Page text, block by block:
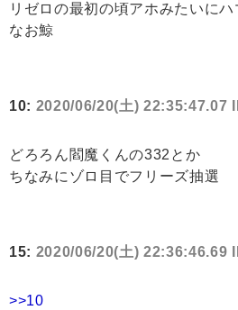
リゼロの最初の頃アホみたいにハ
なお鯨
10: 2020/06/20(土) 22:35:47.07
どろろん閻魔くんの332とか
ちなみにゾロ目でフリーズ抽選
15: 2020/06/20(土) 22:36:46.69
>>10